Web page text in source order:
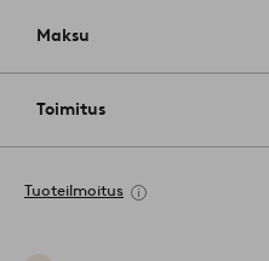
Maksu
Toimitus
Tuoteilmoitus